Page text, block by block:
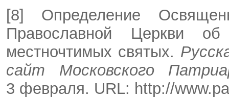
[8] Определение
Православной Церкви
местночтимых святых.
сайт Московского
3 февраля. URL: http://